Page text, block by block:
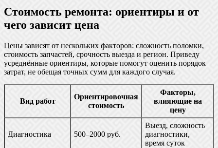
Стоимость ремонта: ориентиры и от
чего зависит цена
Цены зависят от нескольких факторов: сложность поломки,
стоимость запчастей, срочность выезда и регион. Приведу
усреднённые ориентиры, которые помогут оценить порядок
затрат, не обещая точных сумм для каждого случая.
Вид работ
Ориентировочная
стоимость
Факторы,
влияющие на
цену
Диагностика 500–2000 руб.
Выезд, сложность
диагностики,
время суток